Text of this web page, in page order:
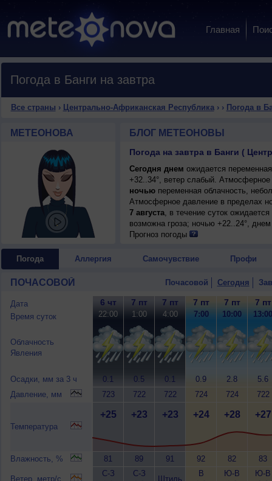
Главная
Погода в Банги на завтра
Все страны › Центрально-Африканская Республика› › Погода в
МЕТЕОНОВА БЛОГ МЕТЕОНОВЫ
Погода на завтра в Банги (
Сегодня днем ожидается
+32..34°, ветер слабый.
ночьюпеременная облачность,
Атмосферное давление в пределах
7 августа, в течение суток
возможна гроза; ночью +22..24°,
Прогноз погоды
Погода Аллергия Самочувствие Профи
ПОЧАСОВОЙ Почасовой Сегодня
Дата
Время суток
Облачность
Явления
Осадки, мм за 3 ч
Давление, мм
Температура
Влажность, %
Ветер, метр/с
6 чт
22:00
0.1
723
+25
81
С-З
7 пт
1:00
0.5
722
+23
89
С-З
7 пт
4:00
0.1
722
+23
91
Штиль
7 пт
7:00
0.9
724
+24
92
В
7 пт
10:00
2.8
724
+28
82
Ю-В
7 пт
13:00
5.6
722
+27
83
Ю-В